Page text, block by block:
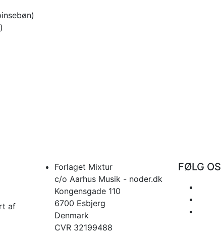
af
Forlaget Mixtur
c/o Aarhus Musik - noder.dk
Kongensgade 110
6700 Esbjerg
Denmark
CVR 32199488
FØLG OS